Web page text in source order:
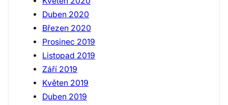
Duben 2020
Březen 2020
Prosinec 2019
Listopad 2019
Září 2019
Květen 2019
Duben 2019